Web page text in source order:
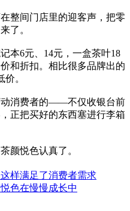
间门店里的迎客声，把零
了。
6元、14元，一盒茶叶18
和折扣。相比很多品牌出的
。
消费者的——不仅收银台前
正把买好的东西塞进行李箱
悦色认真了。
样满足了消费者需求
色在慢慢成长中